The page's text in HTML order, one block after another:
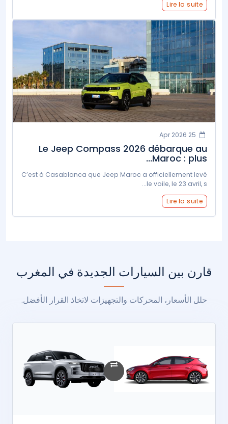
Lire la suite
Le Jeep Compass 2026 débarque au
Maroc : plus...
C’est à Casablanca que Jeep Maroc a officiellement levé
le voile, le 23 avril, s...
Lire la suite
قارن بين السيارات الجديدة في المغرب
حلل الأسعار، المحركات والتجهيزات لاتخاذ القرار الأفضل.